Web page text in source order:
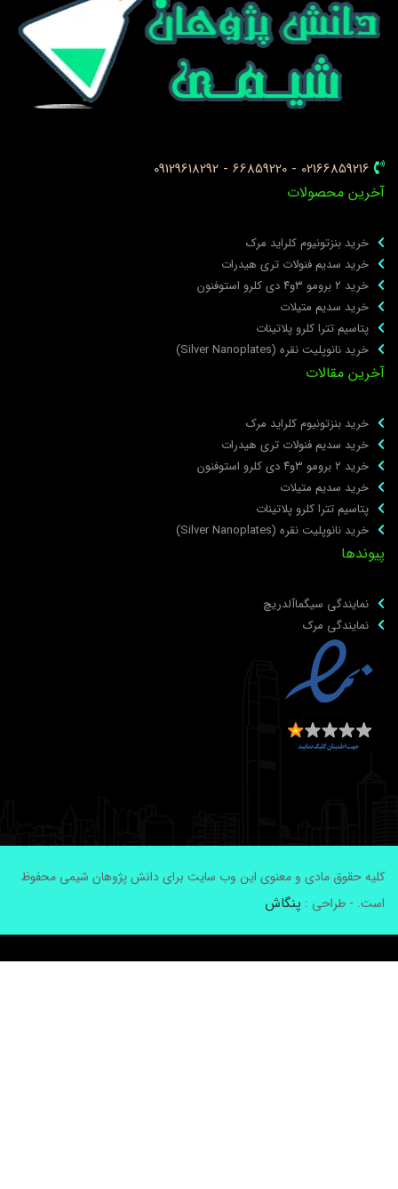
02166859216 - 66859220 - 09129618292
محصولات
خرید بنزتونیوم کلراید مرک
خرید سدیم فنولات تری هیدرات
خرید ۲ برومو ۳و۴ دی‌ کلرو استوفنون
خرید سدیم متیلات
پتاسیم تترا کلرو پلاتینات
خرید نانوپلیت نقره (Silver Nanoplates)
مقالات
خرید بنزتونیوم کلراید مرک
خرید سدیم فنولات تری هیدرات
خرید ۲ برومو ۳و۴ دی‌ کلرو استوفنون
خرید سدیم متیلات
پتاسیم تترا کلرو پلاتینات
خرید نانوپلیت نقره (Silver Nanoplates)
نمایندگی سیگماآلدریچ
نمایندگی مرک
حقوق مادی و معنوی این وب سایت برای دانش پژوهان شیمی محفوظ
- طراحی :پنگاش